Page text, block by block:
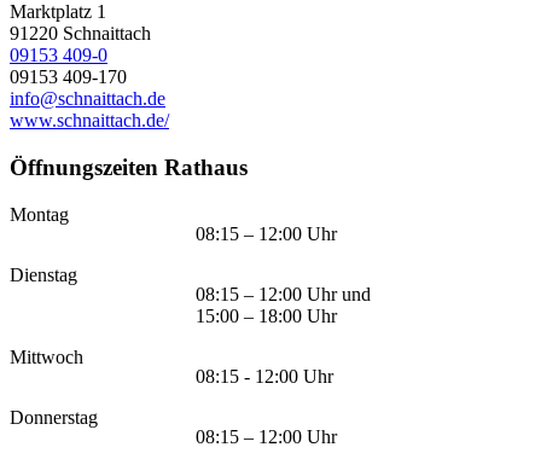
Marktplatz 1
91220 Schnaittach
09153 409-0
09153 409-170
info@schnaittach.de
www.schnaittach.de/
Öffnungszeiten Rathaus
Montag
08:15 – 12:00 Uhr
Dienstag
08:15 – 12:00 Uhr und
15:00 – 18:00 Uhr
Mittwoch
08:15 - 12:00 Uhr
Donnerstag
08:15 – 12:00 Uhr